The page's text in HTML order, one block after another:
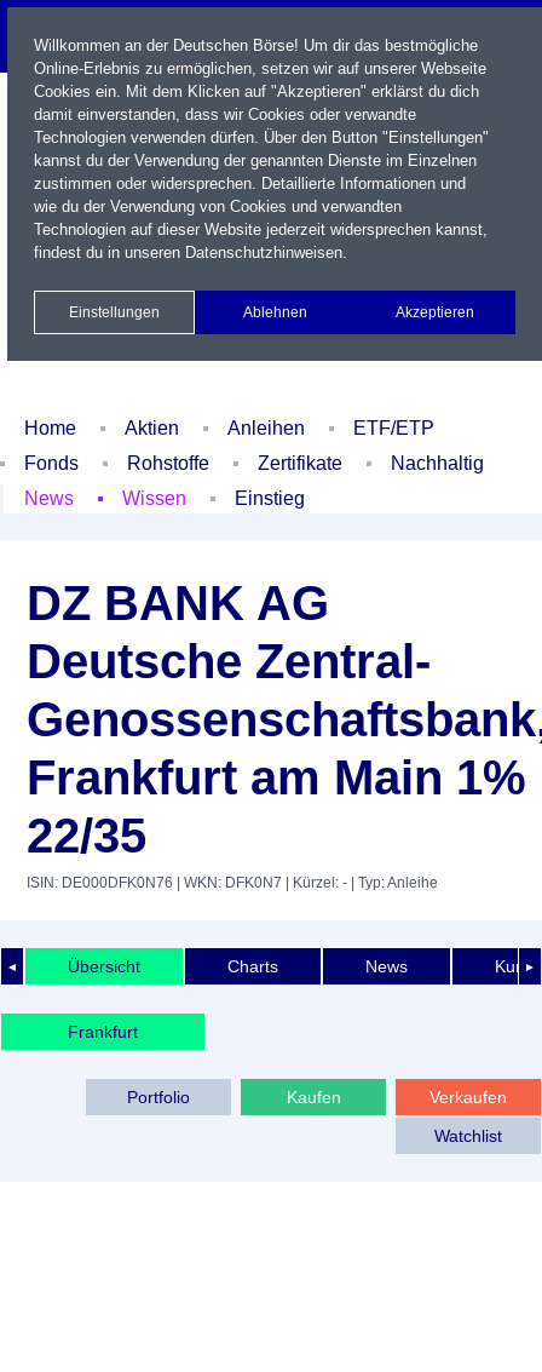
Name / WKN / ISIN / Kürzel
Newsletter Kontakt
Xetra Realtime
Watchlist Portfolio Login
Home Aktien Anleihen
ETF/ETP
Fonds
Rohstoffe Zertifikate
Nachhaltig
News
Wissen Einstieg
DZ BANK AG
Deutsche Zentral-
Frankfurt am Main 1%
22/35
ISIN: DE000DFK0N76 | WKN: DFK0N7 | Kürzel: - | Typ: Anleihe
◄ ►
Übersicht Charts News
Frankfurt
Verkaufen
Kaufen
Portfolio
Watchlist
Willkommen an der Deutschen Börse! Um dir das bestmögliche
Online-Erlebnis zu ermöglichen, setzen wir auf unserer Webseite
Cookies ein. Mit dem Klicken auf "Akzeptieren" erklärst du dich
damit einverstanden, dass wir Cookies oder verwandte
Technologien verwenden dürfen. Über den Button "Einstellungen"
kannst du der Verwendung der genannten Dienste im Einzelnen
zustimmen oder widersprechen. Detaillierte Informationen und
wie du der Verwendung von Cookies und verwandten
Technologien auf dieser Website jederzeit widersprechen kannst,
findest du in unseren Datenschutzhinweisen.
Einstellungen Ablehnen Akzeptieren